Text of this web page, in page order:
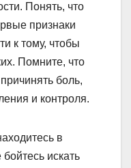
Понять, что
признаки
к тому, чтобы
Помните, что
боль,
и контроля.
в
искать